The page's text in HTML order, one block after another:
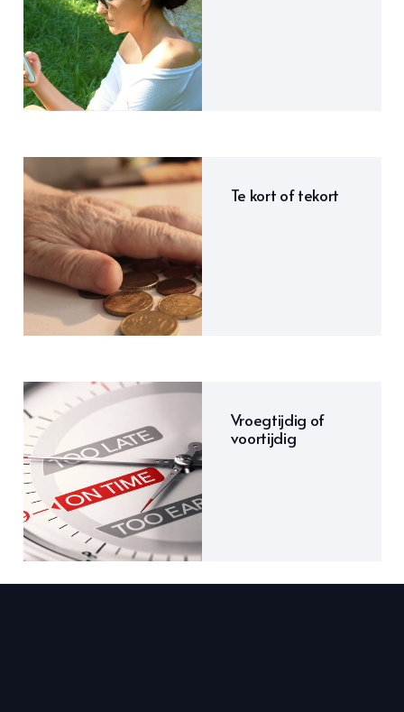
Te kort of tekort
Vroegtijdig of
voortijdig